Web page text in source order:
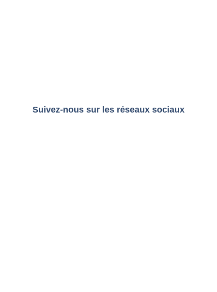
Suivez-nous sur les réseaux sociaux